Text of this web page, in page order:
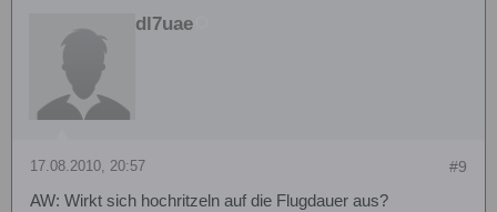
dl7uae
#9
17.08.2010, 20:57
AW: Wirkt sich hochritzeln auf die Flugdauer aus?